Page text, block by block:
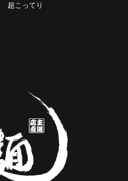
超こってり